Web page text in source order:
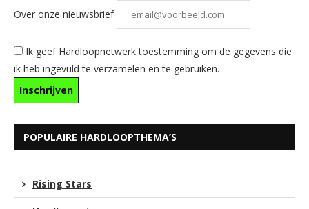
Over onze nieuwsbrief
Ik geef Hardloopnetwerk toestemming om de gegevens die
ik heb ingevuld te verzamelen en te gebruiken.
POPULAIRE HARDLOOPTHEMA’S
Rising Stars